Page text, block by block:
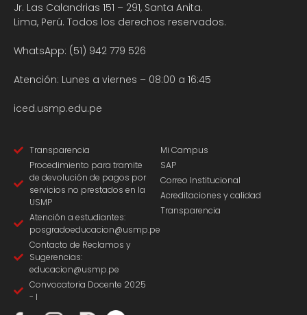
Jr. Las Calandrias 151 – 291, Santa Anita.
Lima, Perú. Todos los derechos reservados.
WhatsApp: (51) 942 779 526
Atención: Lunes a viernes – 08:00 a 16:45
iced.usmp.edu.pe
Transparencia
Procedimiento para tramite
de devolución de pagos por
servicios no prestados en la
USMP
Atención a estudiantes:
posgradoeducacion@usmp.pe
Contacto de Reclamos y
Sugerencias:
educacion@usmp.pe
Convocatoria Docente 2025
- I
Mi Campus
SAP
Correo Institucional
Acreditaciones y calidad
Transparencia